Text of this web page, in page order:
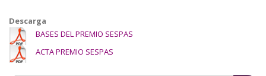
Descarga
BASES DEL PREMIO SESPAS
ACTA PREMIO SESPAS